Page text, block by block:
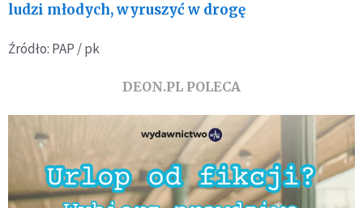
ludzi młodych, wyruszyć w drogę
Źródło: PAP / pk
DEON.PL POLECA